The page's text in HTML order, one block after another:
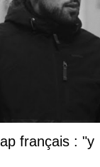
français : "y